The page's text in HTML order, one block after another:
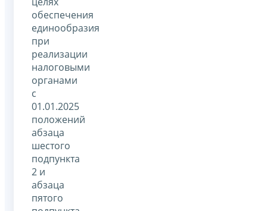
обеспечения
единообразия
при
реализации
налоговыми
органами
с
01.01.2025
положений
абзаца
шестого
подпункта
2 и
абзаца
пятого